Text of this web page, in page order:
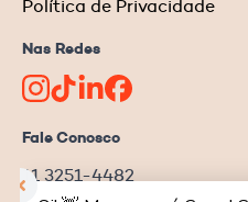
Política de Privacidade
Nas Redes
Fale Conosco
11 3251-4482